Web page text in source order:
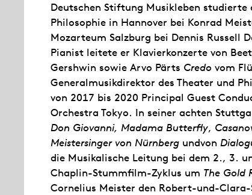
Deutschen Stiftung Musikleben
Philosophie in Hannover bei Konrad
Mozarteum Salzburg bei Dennis Russell
Pianist leitete er Klavierkonzerte von
Gershwin sowie Arvo Pärts Credo vom
Generalmusikdirektor des Theater und
von 2017 bis 2020 Principal Guest
Orchestra Tokyo. In seiner achten
Don Giovanni, Madama Butterfly,
Meistersinger von Nürnberg undvon
die Musikalische Leitung bei dem 2., 3.
Chaplin-Stummfilm-Zyklus um The Gold
Cornelius Meister den Robert-und-